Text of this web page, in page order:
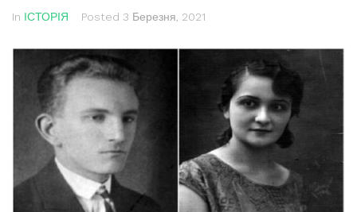
In ІСТОРІЯ Posted 3 Березня, 2021